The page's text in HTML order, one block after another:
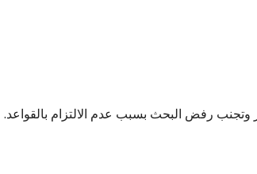
رفض البحث بسبب عدم الالتزام بالقواعد.